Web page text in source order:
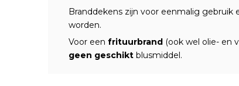
Branddekens zijn voor eenmalig
worden.
Voor een frituurbrand (ook wel olie- en
geen geschikt blusmiddel.